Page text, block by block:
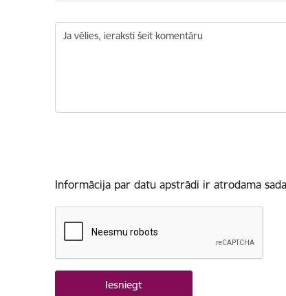
Ja vēlies, ieraksti šeit komentāru
Informācija par datu apstrādi ir atrodama